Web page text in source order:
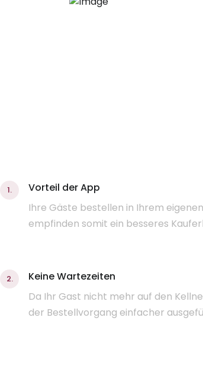
1.
Vorteil der App
Ihre Gäste bestellen in Ihrem
empfinden somit ein besseres
2.
Keine Wartezeiten
Da Ihr Gast nicht mehr auf den
der Bestellvorgang einfacher